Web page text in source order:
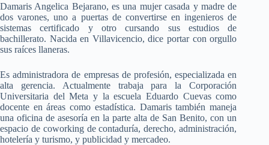
Damaris Angelica Bejarano, es una mujer casada y madre de
dos varones, uno a puertas de convertirse en ingenieros de
sistemas certificado y otro cursando sus estudios de
bachillerato. Nacida en Villavicencio, dice portar con orgullo
sus raíces llaneras.
Es administradora de empresas de profesión, especializada en
alta gerencia. Actualmente trabaja para la Corporación
Universitaria del Meta y la escuela Eduardo Cuevas como
docente en áreas como estadística. Damaris también maneja
una oficina de asesoría en la parte alta de San Benito, con un
espacio de coworking de contaduría, derecho, administración,
hotelería y turismo, y publicidad y mercadeo.